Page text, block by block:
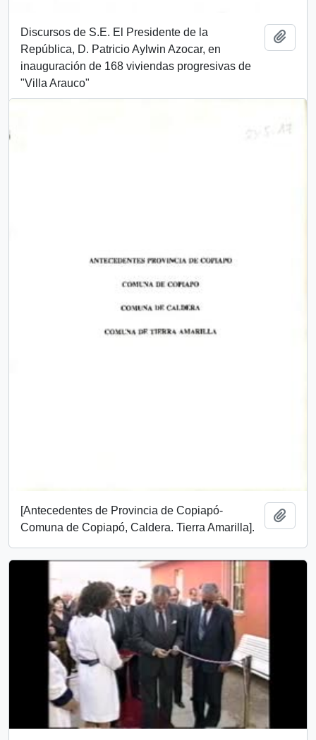
Discursos de S.E. El Presidente de la
República, D. Patricio Aylwin Azocar, en
inauguración de 168 viviendas progresivas de
"Villa Arauco"
[Antecedentes de Provincia de Copiapó-
Comuna de Copiapó, Caldera. Tierra Amarilla].